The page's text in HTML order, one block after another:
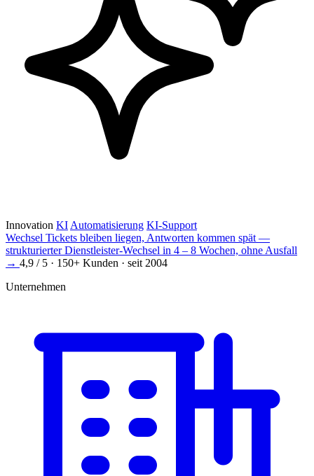
Innovation KI Automatisierung KI-Support
Wechsel Tickets bleiben liegen, Antworten kommen spät —
strukturierter Dienstleister-Wechsel in 4 – 8 Wochen, ohne Ausfall
→ 4,9 / 5 · 150+ Kunden · seit 2004
Unternehmen